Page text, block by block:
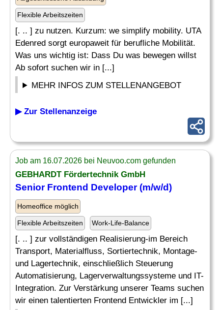
Flexible Arbeitszeiten
[. .. ] zu nutzen. Kurzum: we simplify mobility. UTA
Edenred sorgt europaweit für berufliche Mobilität.
Was uns wichtig ist: Dass Du was bewegen willst
Ab sofort suchen wir in [...]
MEHR INFOS ZUM STELLENANGEBOT
▶ Zur Stellenanzeige
Job am 16.07.2026 bei Neuvoo.com gefunden
GEBHARDT Fördertechnik GmbH
SeniorFrontend Developer(m/w/d)
Homeoffice möglich
Flexible Arbeitszeiten Work-Life-Balance
[. .. ] zur vollständigen Realisierung-im Bereich
Transport, Materialfluss, Sortiertechnik, Montage-
und Lagertechnik, einschließlich Steuerung
Automatisierung, Lagerverwaltungssysteme und IT-
Integration. Zur Verstärkung unserer Teams suchen
wir einen talentierten Frontend Entwickler im [...]